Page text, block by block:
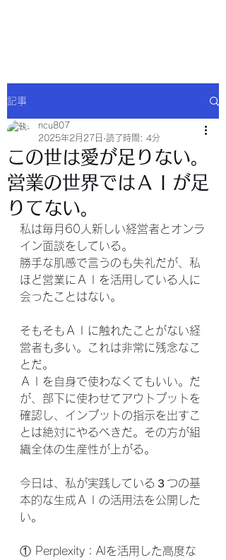
記事
この世は愛が足りない。
営業の世界ではＡＩが足
りてない。
ncu807
2025年2月27日 読了時間: 4分
私は毎月60人新しい経営者とオンラ
イン面談をしている。
勝手な肌感で言うのも失礼だが、私
ほど営業にＡＩを活用している人に
会ったことはない。
そもそもＡＩに触れたことがない経
営者も多い。これは非常に残念なこ
とだ。
ＡＩを自身で使わなくてもいい。だ
が、部下に使わせてアウトプットを
確認し、インプットの指示を出すこ
とは絶対にやるべきだ。その方が組
織全体の生産性が上がる。
今日は、私が実践している３つの基
本的な生成ＡＩの活用法を公開した
い。
① Perplexity：AIを活用した高度な